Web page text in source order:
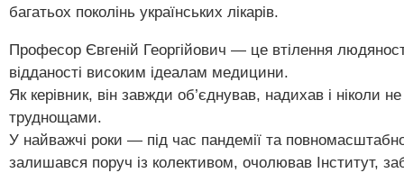
багатьох поколінь українських лікарів.
Професор Євгеній Георгійович — це втілення
відданості високим ідеалам медицини.
Як керівник, він завжди об’єднував, надихав і ніколи
труднощами.
У найважчі роки — під час пандемії та
залишався поруч із колективом, очолював Інститут,